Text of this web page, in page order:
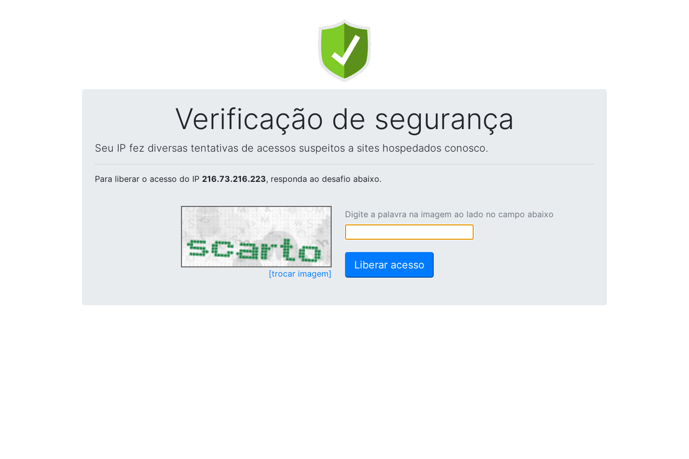
Verificação de segurança
Seu IP fez diversas tentativas de acessos suspeitos a sites hospedados conosco.
Para liberar o acesso do IP 216.73.216.223, responda ao desafio abaixo.
[trocar imagem]
Digite a palavra na imagem ao lado no campo abaixo